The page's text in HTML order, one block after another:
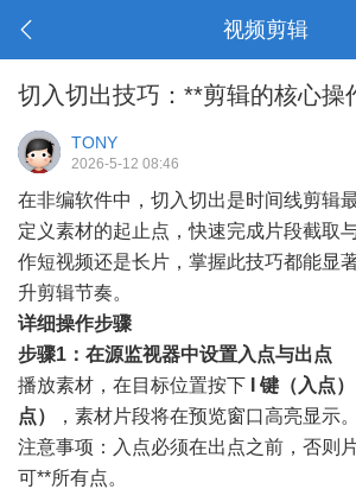
视频剪辑
切入切出技巧：**剪辑的核心操
TONY
2026-5-12 08:46
在非编软件中，切入切出是时间线剪辑
定义素材的起止点，快速完成片段截取
作短视频还是长片，掌握此技巧都能显
升剪辑节奏。
详细操作步骤
步骤1：在源监视器中设置入点与出点
播放素材，在目标位置按下
I 键（入点）
点）
，素材片段将在预览窗口高亮显示。
注意事项：入点必须在出点之前，否则
可**所有点。